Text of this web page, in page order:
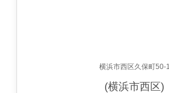
横浜市西区久保町50-1
(横浜市西区)